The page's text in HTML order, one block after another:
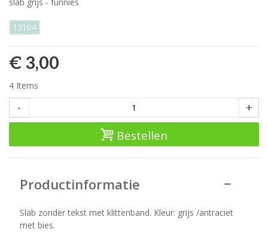
slab grijs - funnies
13104
€ 3,00
4 Items
- +
Bestellen
Productinformatie
Slab zonder tekst met klittenband. Kleur: grijs /antraciet
met bies.